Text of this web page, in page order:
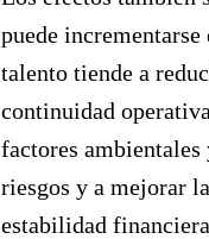
puede
talento tiende a
continuidad
factores
riesgos y a mejorar
estabilidad